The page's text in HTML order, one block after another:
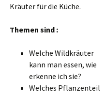
Kräuter für die Küche.
Themen sind :
Welche Wildkräuter
kann man essen, wie
erkenne ich sie?
Welches Pflanzenteil